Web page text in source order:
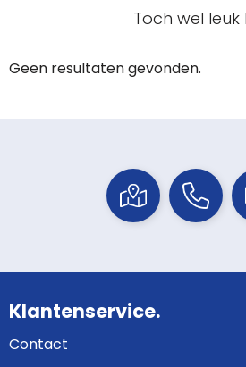
Toch wel leuk
Geen resultaten gevonden.
Klantenservice.
Contact